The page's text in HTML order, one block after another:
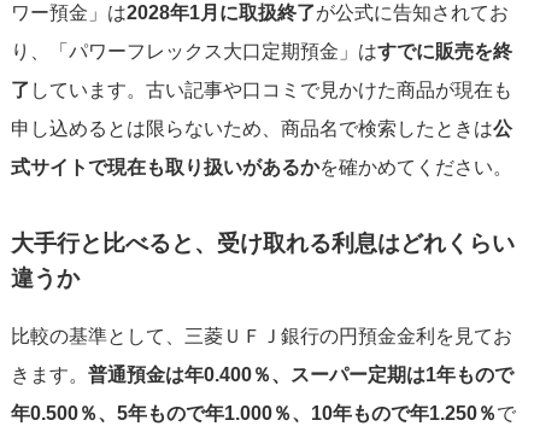
ワー預金」は2028年1月に取扱終了が公式に告知されてお
り、「パワーフレックス大口定期預金」はすでに販売を終
了 しています。古い記事や口コミで見かけた商品が現在も
申し込めるとは限らないため、商品名で検索したときは公
式サイトで現在も取り扱いがあるかを確かめてください。
大手行と比べると、受け取れる利息はどれくらい
違うか
比較の基準として、三菱ＵＦＪ銀行の円預金金利を見てお
きます。 普通預金は年0.400％、スーパー定期は1年もので
年0.500％、5年もので年1.000％、10年もので年1.250％で